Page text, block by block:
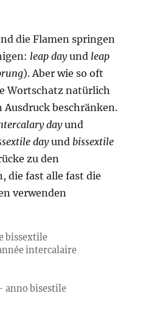
die Flamen springen
leap dayund leap
). Aber wie so oft
Wortschatz natürlich
beschränken.
dayund
dayund bissextile
zu den
die fast alle fast die
verwenden
bissextile
intercalaire
anno bisestile